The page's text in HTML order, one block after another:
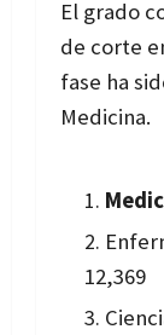
El grado
de corte
fase ha
Medicina.
12,369